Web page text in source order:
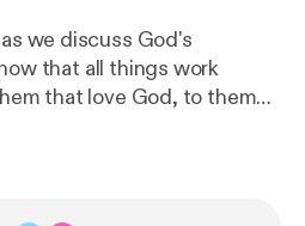
we discuss God's
that love God, to them